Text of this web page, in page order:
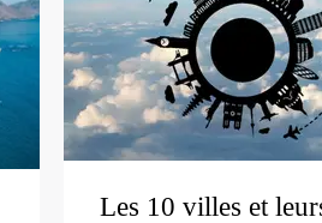
Les 10 villes et